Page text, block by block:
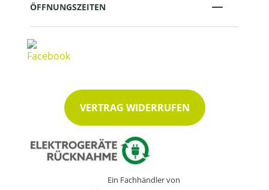
ÖFFNUNGSZEITEN
VERTRAG WIDERRUFEN
Ein Fachhändler von